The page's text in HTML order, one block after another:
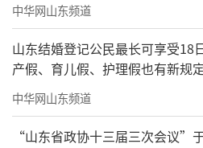
中华网山东频道
山东结婚登记公民最长可享受18
产假、育儿假、护理假也有新规
中华网山东频道
“山东省政协十三届三次会议”